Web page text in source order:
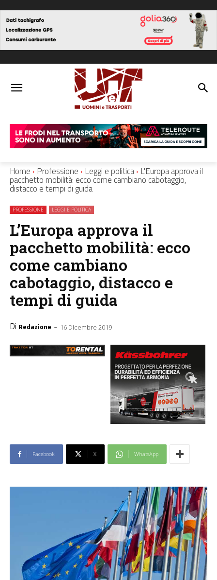
Home Professione Leggi e politica L'Europa approva il
pacchetto mobilità: ecco come cambiano cabotaggio,
distacco e tempi di guida
PROFESSIONE LEGGI E POLITICA
L’Europa approva il
pacchetto mobilità: ecco
come cambiano
cabotaggio, distacco e
tempi di guida
Di Redazione - 16 Dicembre 2019
Facebook X WhatsApp